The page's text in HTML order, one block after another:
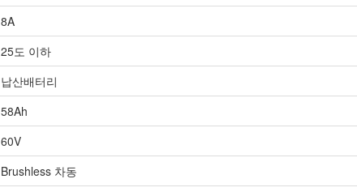
8A
25도 이하
납산배터리
58Ah
60V
Brushless 차동